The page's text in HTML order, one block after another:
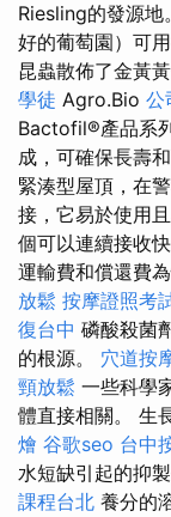
Riesling的發源地
好的葡萄園）可
昆蟲散佈了金黃
學徒 Agro.Bio 公
Bactofil®產品系
成，可確保長壽
緊湊型屋頂，在
接，它易於使用
個可以連續接收
運輸費和償還費
放鬆 按摩證照考
復台中 磷酸殺菌
的根源。 穴道按
頸放鬆 一些科學
體直接相關。 生
燴 谷歌seo 台中
水短缺引起的抑
課程台北 養分的